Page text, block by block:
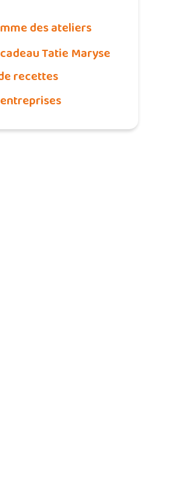
des ateliers
Tatie Maryse
recettes